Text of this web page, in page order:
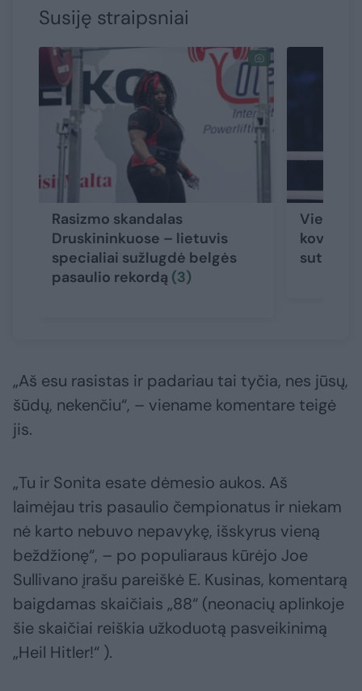
Susiję straipsniai
Rasizmo skandalas
Druskininkuose – lietuvis
specialiai sužlugdė belgės
pasaulio rekordą (3)
Vienam
sutartis
„Aš esu rasistas ir padariau tai tyčia, nes jūsų,
šūdų, nekenčiu“, – viename komentare teigė
jis.
„Tu ir Sonita esate dėmesio aukos. Aš
laimėjau tris pasaulio čempionatus ir niekam
nė karto nebuvo nepavykę, išskyrus vieną
beždžionę“, – po populiaraus kūrėjo Joe
Sullivano įrašu pareiškė E. Kusinas, komentarą
baigdamas skaičiais „88“ (neonacių aplinkoje
šie skaičiai reiškia užkoduotą pasveikinimą
„Heil Hitler!“ ).